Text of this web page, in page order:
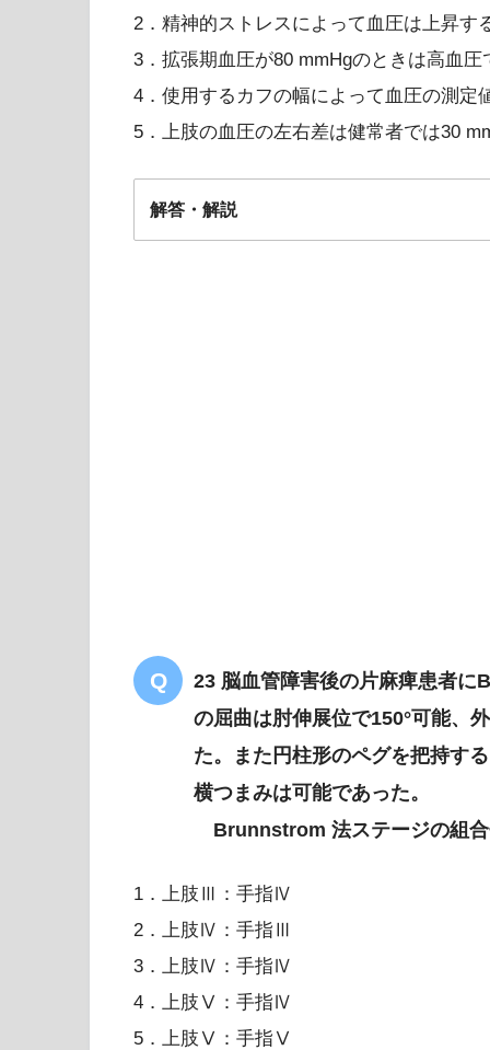
2．精神的ストレスによって血圧は上昇す
3．拡張期血圧が80 mmHgのときは高血圧
4．使用するカフの幅によって血圧の測定
5．上肢の血圧の左右差は健常者では30
解答・解説
23 脳血管障害後の片麻痺患者
の屈曲は肘伸展位で150°可能、
た。また円柱形のペグを把持す
横つまみは可能であった。
Brunnstrom 法ステージの組合
1．上肢Ⅲ：手指Ⅳ
2．上肢Ⅳ：手指Ⅲ
3．上肢Ⅳ：手指Ⅳ
4．上肢Ⅴ：手指Ⅳ
5．上肢Ⅴ：手指Ⅴ